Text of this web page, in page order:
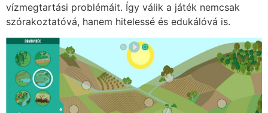
vízmegtartási problémáit. Így válik a játék nemcsak
szórakoztatóvá, hanem hitelessé és edukálóvá is.